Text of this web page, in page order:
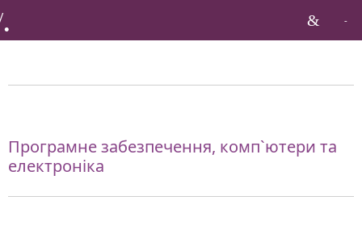
Програмне забезпечення, комп`ютери та
електроніка